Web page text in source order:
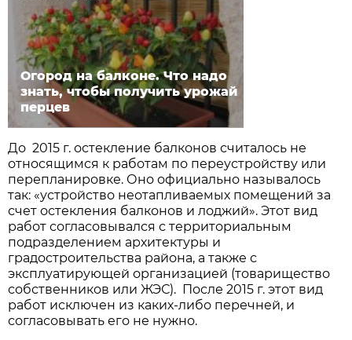
Огород на балконе. Что надо
знать, чтобы получить урожай
перцев
До 2015 г. остекление балконов считалось не
относящимся к работам по переустройству или
перепланировке. Оно официально называлось
так: «устройство неотапливаемых помещений за
счет остекления балконов и лоджий». Этот вид
работ согласовывался с территориальным
подразделением архитектуры и
градостроительства района, а также с
эксплуатирующей организацией (товарищество
собственников или ЖЭС). После 2015 г. этот вид
работ исключен из каких-либо перечней, и
согласовывать его не нужно.